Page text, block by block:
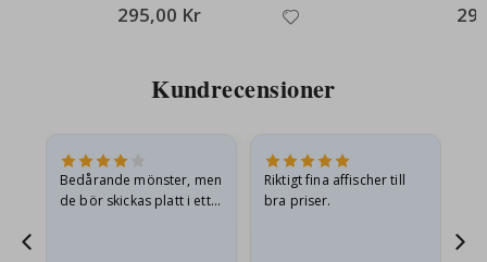
295,00 Kr
Kundrecensioner
Bedårande mönster, men
de bör skickas platt i ett
Riktigt fina affischer till
bra priser.